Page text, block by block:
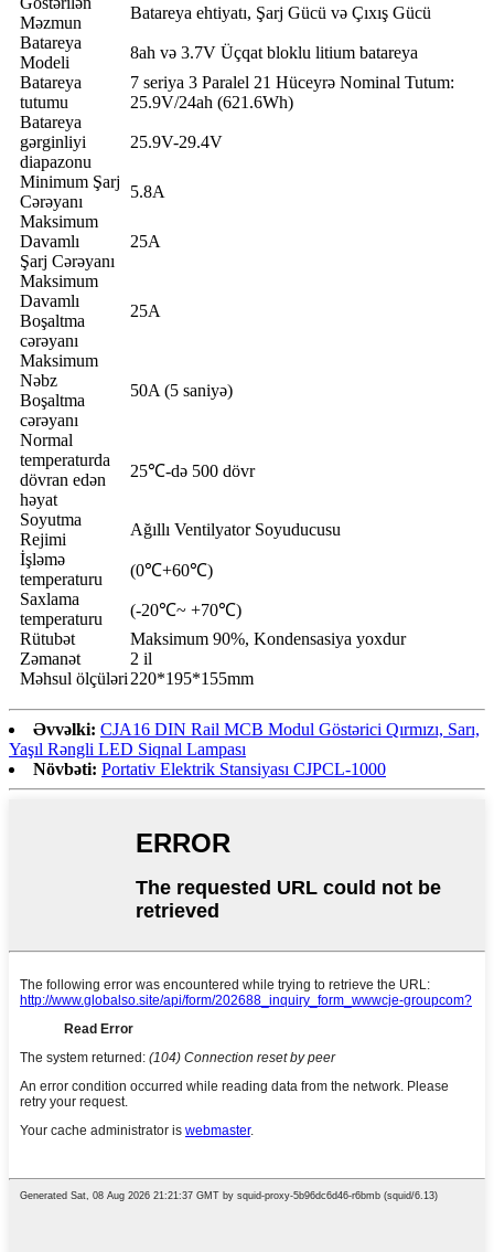
Məzmun
Batareya ehtiyatı, Şarj Gücü və Çıxış Gücü
Batareya
Modeli
8ah və 3.7V Üçqat bloklu litium batareya
Batareya
tutumu
7 seriya 3 Paralel 21 Hüceyrə Nominal Tutum:
25.9V/24ah (621.6Wh)
Batareya
gərginliyi
diapazonu
25.9V-29.4V
Minimum Şarj
Cərəyanı
5.8A
Maksimum
Davamlı
Şarj Cərəyanı
25A
Maksimum
Davamlı
Boşaltma
cərəyanı
25A
Maksimum
Nəbz
Boşaltma
cərəyanı
50A (5 saniyə)
Normal
temperaturda
dövran edən
həyat
25℃-də 500 dövr
Soyutma
Rejimi
Ağıllı Ventilyator Soyuducusu
İşləmə
temperaturu
(0℃+60℃)
Saxlama
temperaturu
(-20℃~ +70℃)
Rütubət
Maksimum 90%, Kondensasiya yoxdur
Zəmanət
2 il
Məhsul ölçüləri220*195*155mm
Əvvəlki: CJA16 DIN Rail MCB Modul Göstərici Qırmızı, Sarı,
Yaşıl Rəngli LED Siqnal Lampası
Növbəti: Portativ Elektrik Stansiyası CJPCL-1000